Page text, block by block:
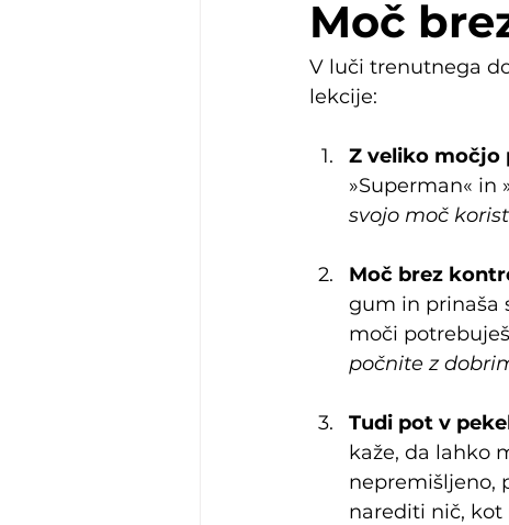
Moč
V luči trenutnega
lekcije:
Z veliko močjo
»Superman« in
svojo moč
Moč brez
gum in prinaša
moči
počnite z
Tudi pot v
kaže, da lahko
nepremišljeno,
narediti nič, kot